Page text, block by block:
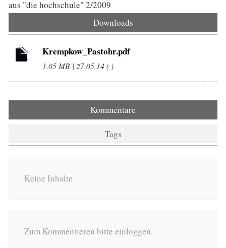
aus "die hochschule" 2/2009
Downloads
Krempkow_Pastohr.pdf
1.05 MB | 27.05.14 ( )
Kommentare
Tags
Keine Inhalte
Zum Kommentieren bitte einloggen.